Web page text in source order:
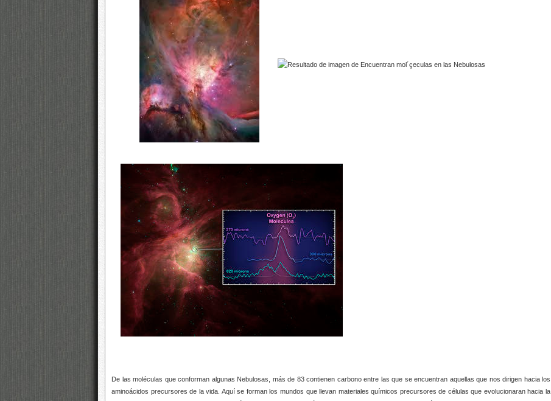
De las moléculas que conforman algunas Nebulosas, más de 83 contienen carbono entre las que se encuentran aquellas que nos dirigen hacia los
aminoácidos precursores de la vida. Aquí se forman los mundos que llevan materiales químicos precursores de células que evolucionaran hacia la